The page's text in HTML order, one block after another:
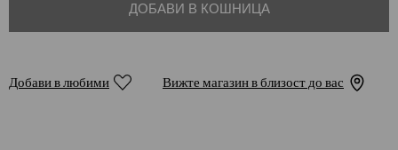
ДОБАВИ В КОШНИЦА
Добави в любими Вижте магазин в близост до вас